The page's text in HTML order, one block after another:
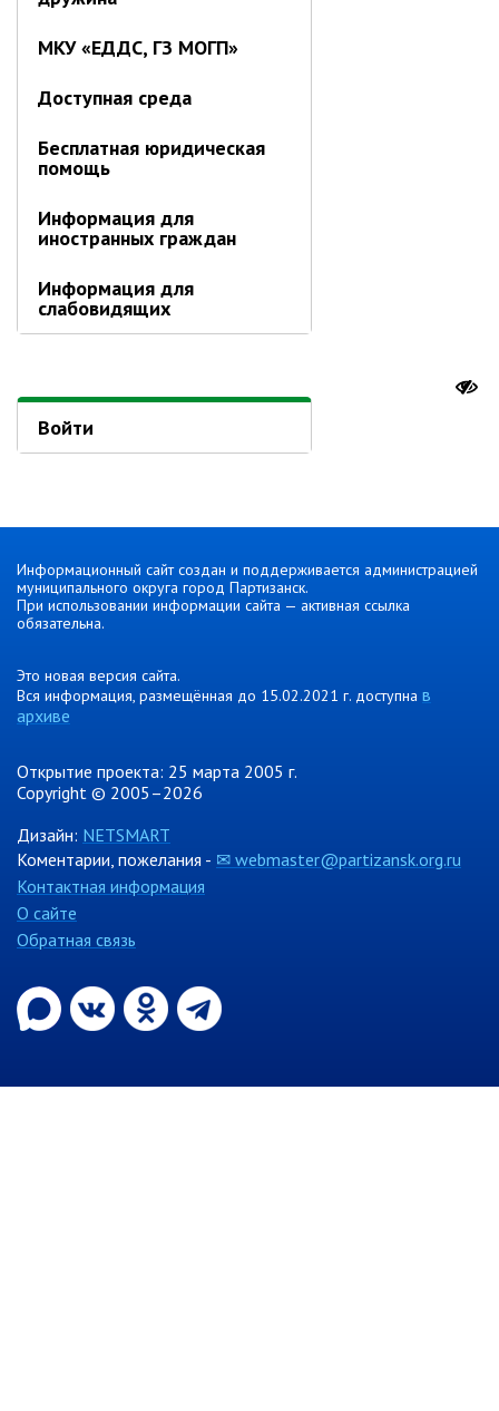
МКУ «ЕДДС, ГЗ МОГП»
Доступная среда
Бесплатная юридическая
помощь
Информация для
иностранных граждан
Информация для
слабовидящих
Войти
Информационный сайт создан и поддерживается администрацией
муниципального округа город Партизанск.
При использовании информации сайта — активная ссылка
обязательна.
Это новая версия сайта.
Вся информация, размещённая до 15.02.2021 г. доступна в
архиве
Открытие проекта: 25 марта 2005 г.
Copyright © 2005–2026
Дизайн: NETSMART
Коментарии, пожелания - ✉ webmaster@partizansk.org.ru
Контактная информация
О сайте
Обратная связь